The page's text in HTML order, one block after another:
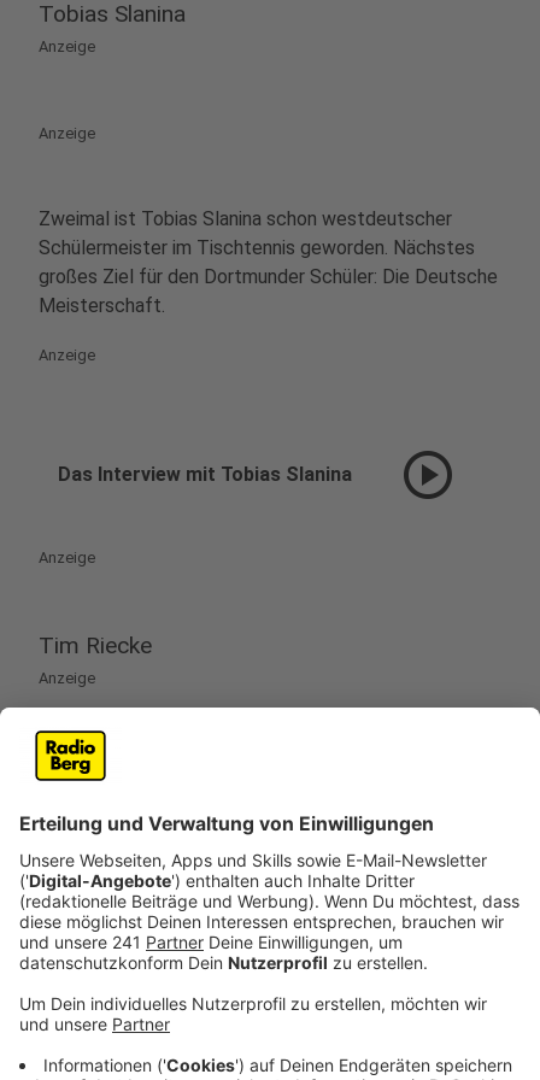
Tobias Slanina
Anzeige
Anzeige
Zweimal ist Tobias Slanina schon westdeutscher
Schülermeister im Tischtennis geworden. Nächstes
großes Ziel für den Dortmunder Schüler: Die Deutsche
Meisterschaft.
Anzeige
Das Interview mit Tobias Slanina play_circle
Anzeige
Tim Riecke
Anzeige
Anzeige
Kanu-Polo ist genau das wonach es sich anhört. Polo
im Wasser, im Boot. Tim Riecke aus Duisburg ist da
richtig gut drin: 3. Platz bei der EM 2015, Deutscher
Juniorenmeister und Vize-Weltmeister U21. Als
nächstes peilt er die EM und die WM an.
Anzeige